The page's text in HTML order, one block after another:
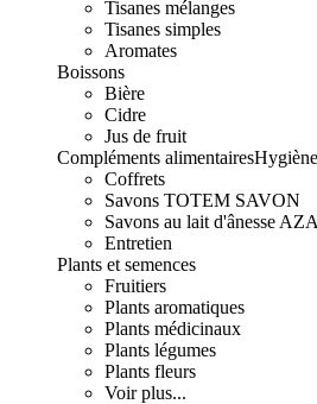
Tisanes mélanges
Tisanes simples
Aromates
Boissons
Bière
Cidre
Jus de fruit
Compléments alimentaires
Coffrets
Savons TOTEM SAVON
Savons au lait d'ânesse
Entretien
Plants et semences
Fruitiers
Plants aromatiques
Plants médicinaux
Plants légumes
Plants fleurs
Voir plus...